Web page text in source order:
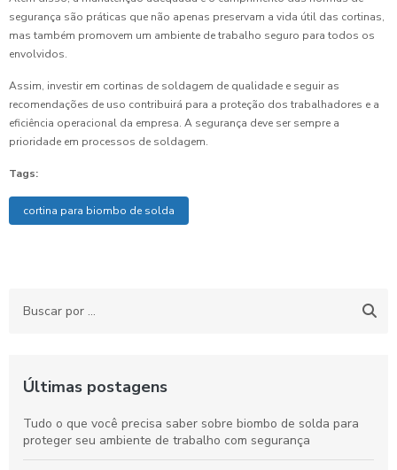
segurança são práticas que não apenas preservam a vida útil das cortinas,
mas também promovem um ambiente de trabalho seguro para todos os
envolvidos.
Assim, investir em cortinas de soldagem de qualidade e seguir as
recomendações de uso contribuirá para a proteção dos trabalhadores e a
eficiência operacional da empresa. A segurança deve ser sempre a
prioridade em processos de soldagem.
Tags:
cortina para biombo de solda
Últimas postagens
Tudo o que você precisa saber sobre biombo de solda para
proteger seu ambiente de trabalho com segurança